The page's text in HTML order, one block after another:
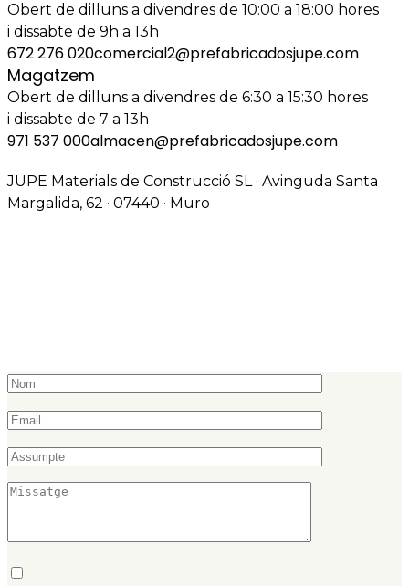
Obert de dilluns a divendres de 10:00 a 18:00 hores
i dissabte de 9h a 13h
672 276 020comercial2@prefabricadosjupe.com
Magatzem
Obert de dilluns a divendres de 6:30 a 15:30 hores
i dissabte de 7 a 13h
971 537 000almacen@prefabricadosjupe.com
JUPE Materials de Construcció SL · Avinguda Santa
Margalida, 62 · 07440 · Muro